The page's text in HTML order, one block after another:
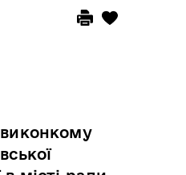
районної в місті